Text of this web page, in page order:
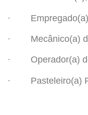
· Empregado(a)
· Mecânico(a)
· Operador(a)
· Pasteleiro(a)